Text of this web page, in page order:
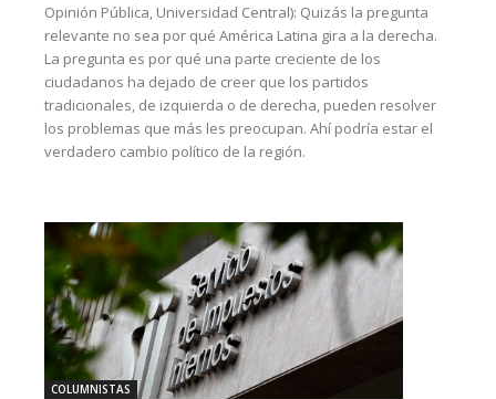
Opinión Pública, Universidad Central): Quizás la pregunta
relevante no sea por qué América Latina gira a la derecha.
La pregunta es por qué una parte creciente de los
ciudadanos ha dejado de creer que los partidos
tradicionales, de izquierda o de derecha, pueden resolver
los problemas que más les preocupan. Ahí podría estar el
verdadero cambio político de la región.
COLUMNISTAS